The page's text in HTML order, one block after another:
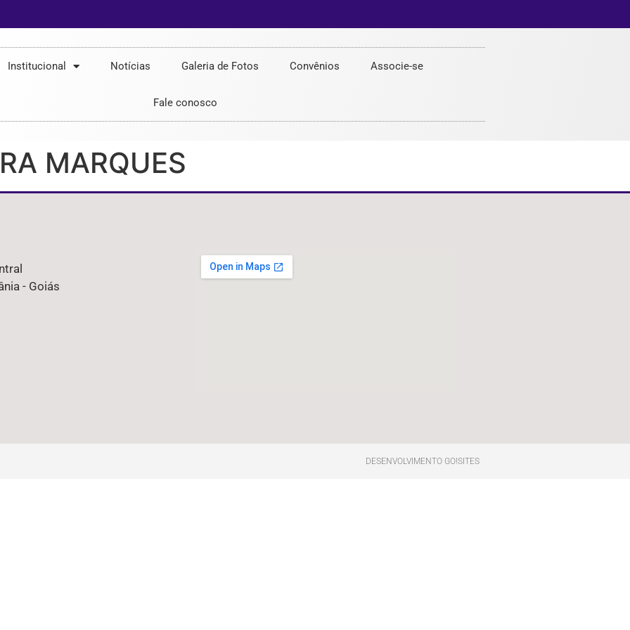
Institucional Notícias Galeria de Fotos Convênios Associe-se
Fale conosco
MARQUES
- Goiás
DESENVOLVIMENTO GO!SITES